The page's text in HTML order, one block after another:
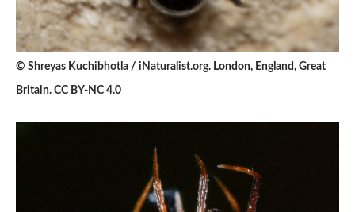
© Shreyas Kuchibhotla / iNaturalist.org. London, England, Great
Britain. CC BY-NC 4.0